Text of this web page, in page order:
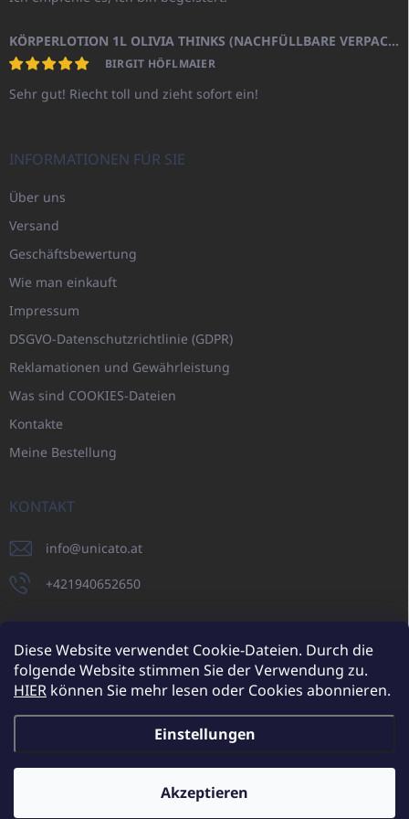
Diese Website verwendet Cookie-Dateien. Durch die
folgende Website stimmen Sie der Verwendung zu.
HIER können Sie mehr lesen oder Cookies abonnieren.
Einstellungen
Akzeptieren
KÖRPERLOTION 1L OLIVIA THINKS (NACHFÜLLBARE VERPACKUNG)
BIRGIT HÖFLMAIER
Sehr gut! Riecht toll und zieht sofort ein!
INFORMATIONEN FÜR SIE
Über uns
Versand
Geschäftsbewertung
Wie man einkauft
Impressum
DSGVO-Datenschutzrichtlinie (GDPR)
Reklamationen und Gewährleistung
Was sind COOKIES-Dateien
Kontakte
Meine Bestellung
KONTAKT
info@unicato.at
+421940652650
UNICATO.sk UNICATOshop.cz UNICATO.at UNICATO.hu
UNICATOshop.pl
UNICATOshop.de
Copyright 2026UNICATO.at. Alle Rechte vorbehalten.Cookie-
Einstellungen ändern
Zusätzliche Rabatte für Großhandelskunden (bei einer